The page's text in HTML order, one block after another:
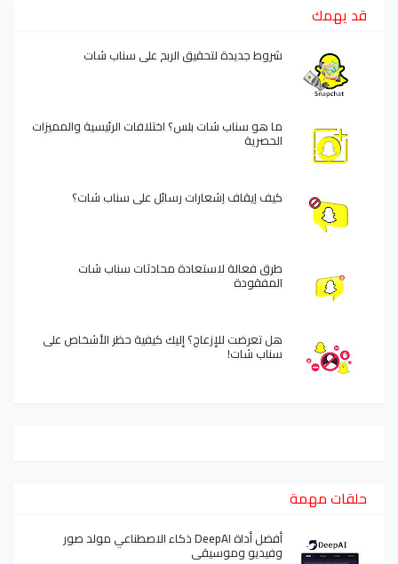
قد يهمك
شروط جديدة لتحقيق الربح على سناب شات
ما هو سناب شات بلس؟ اختلافات الرئيسية والمميزات
الحصرية
كيف إيقاف إشعارات رسائل على سناب شات؟
طرق فعالة لاستعادة محادثات سناب شات
المفقودة
هل تعرضت للإزعاج؟ إليك كيفية حظر الأشخاص على
سناب شات!
حلقات مهمة
أفضل أداة DeepAI ذكاء الاصطناعي مولد صور
وفيديو وموسيقى